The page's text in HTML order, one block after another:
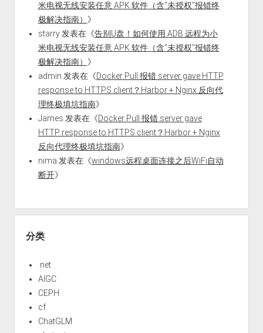
米电视无线安装任意 APK 软件（含“未授权”报错终
极解决指南） 》
starry发表在《告别U盘！如何使用 ADB 远程为小
米电视无线安装任意 APK 软件（含“未授权”报错终
极解决指南） 》
admin 发表在《Docker Pull 报错 server gave HTTP
response to HTTPS client？Harbor + Nginx 反向代
理终极填坑指南》
James 发表在《Docker Pull 报错 server gave
HTTP response to HTTPS client？Harbor + Nginx
反向代理终极填坑指南》
nima 发表在《windows远程桌面连接之后WiFi自动
断开》
分类
.net
AIGC
CEPH
cf
ChatGLM